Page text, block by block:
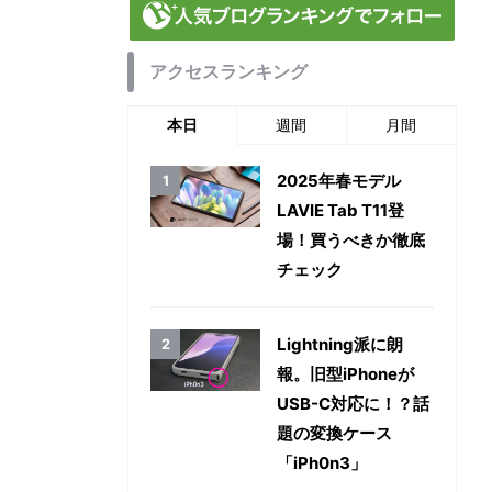
アクセスランキング
本日 週間 月間
2025年春モデル
LAVIE Tab T11登
場！買うべきか徹底
チェック
Lightning派に朗
報。旧型iPhoneが
USB-C対応に！？話
題の変換ケース
「iPh0n3」